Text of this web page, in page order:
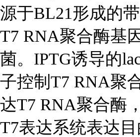
源于BL21形成的
T7 RNA聚合酶基
菌。IPTG诱导的
子控制T7 RNA聚
达T7 RNA聚合酶
T7表达系统表达目